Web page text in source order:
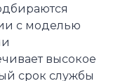
с моделью
высокое
срок службы